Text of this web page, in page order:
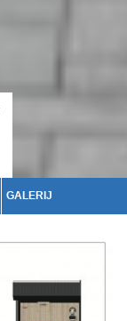
GALERIJ